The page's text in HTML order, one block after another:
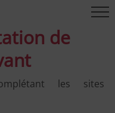
de
les sites